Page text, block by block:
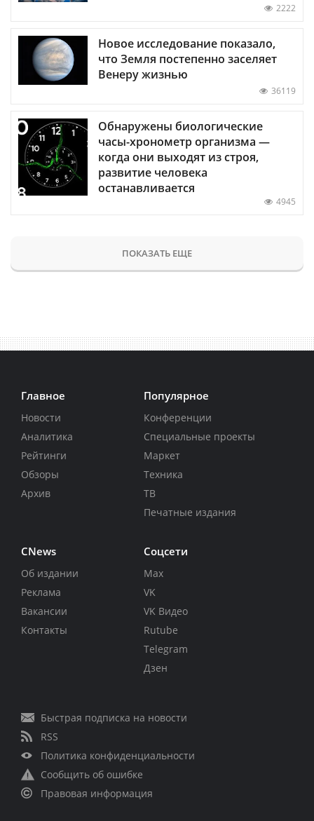
2222
Новое исследование показало,
что Земля постепенно заселяет
Венеру жизнью
36119
Обнаружены биологические
часы-хронометр организма —
когда они выходят из строя,
развитие человека
останавливается
4945
ПОКАЗАТЬ ЕЩЕ
Главное
Новости
Аналитика
Рейтинги
Обзоры
Архив
Популярное
Конференции
Специальные проекты
Маркет
Техника
ТВ
Печатные издания
CNews
Об издании
Реклама
Вакансии
Контакты
Соцсети
Max
VK
VK Видео
Rutube
Telegram
Дзен
Быстрая подписка на новости
RSS
Политика конфиденциальности
Сообщить об ошибке
Правовая информация